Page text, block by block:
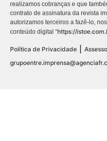
realizamos cobranças e que
contrato de assinatura da revista
autorizamos terceiros a fazê-lo,
conteúdo digital “https://
Política de Privacidade